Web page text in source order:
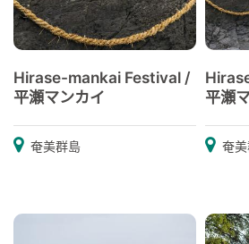
Hirase-mankai Festival /
平瀬マンカイ
奄美群島
平瀬
奄